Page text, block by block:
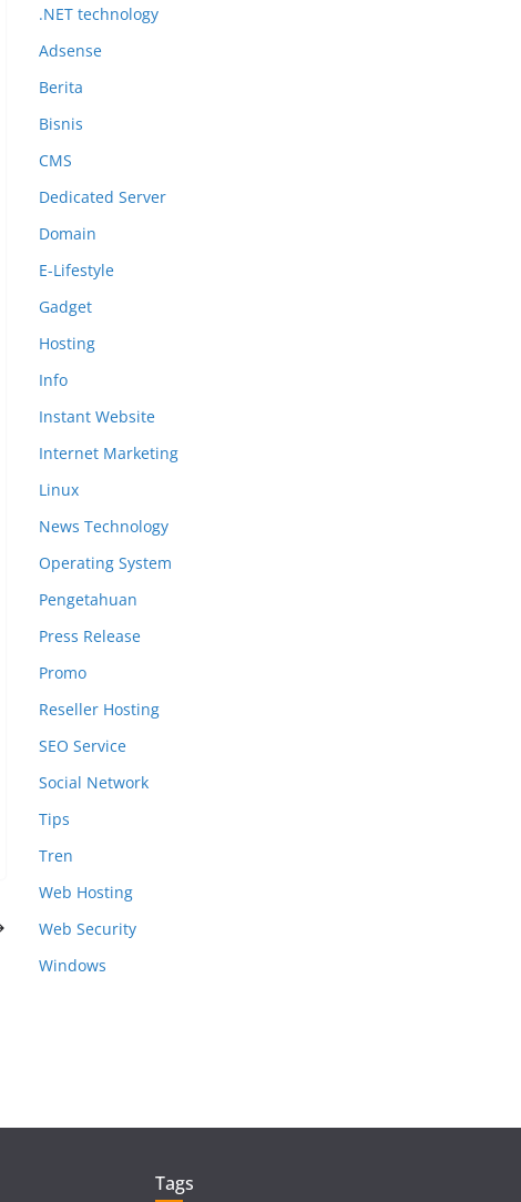
.NET technology
Adsense
Berita
Bisnis
CMS
Dedicated Server
Domain
E-Lifestyle
Gadget
Hosting
Info
Instant Website
Internet Marketing
Linux
News Technology
Operating System
Pengetahuan
Press Release
Promo
Reseller Hosting
SEO Service
Social Network
Tips
Tren
Web Hosting
Web Security
Windows
Tags